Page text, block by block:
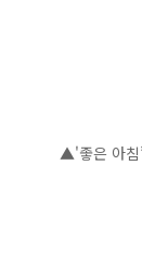
▲'좋은 아침